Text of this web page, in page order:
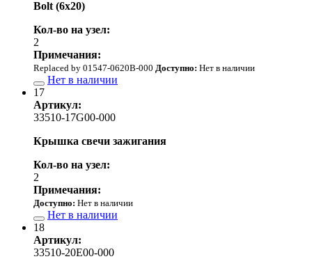
Bolt (6x20)
Кол-во на узел:
2
Примечания:
Replaced by 01547-0620B-000 Доступно: Нет в наличии
Нет в наличии
17
Артикул:
33510-17G00-000
Крышка свечи зажигания
Кол-во на узел:
2
Примечания:
Доступно: Нет в наличии
Нет в наличии
18
Артикул:
33510-20E00-000